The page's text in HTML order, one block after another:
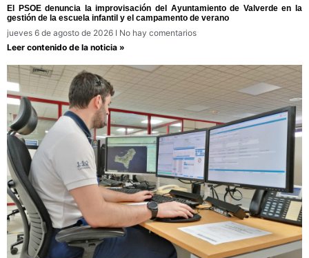
El PSOE denuncia la improvisación del Ayuntamiento de Valverde en la
gestión de la escuela infantil y el campamento de verano
jueves 6 de agosto de 2026
No hay comentarios
Leer contenido de la noticia »